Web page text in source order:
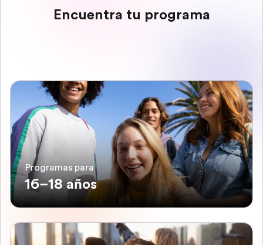
Encuentra tu programa
Programas para
16–18 años